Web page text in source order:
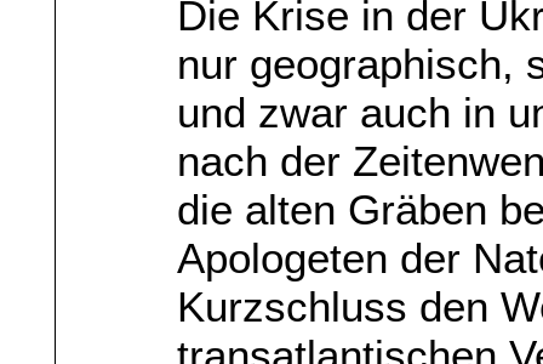
Die Krise in der
nur geographisch,
und zwar auch in
nach der
die alten Gräben
Apologeten der
Kurzschluss den